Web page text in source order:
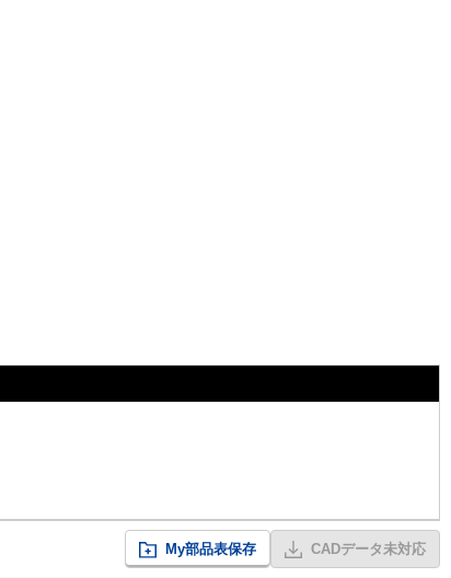
My部品表保存 CADデータ未対応